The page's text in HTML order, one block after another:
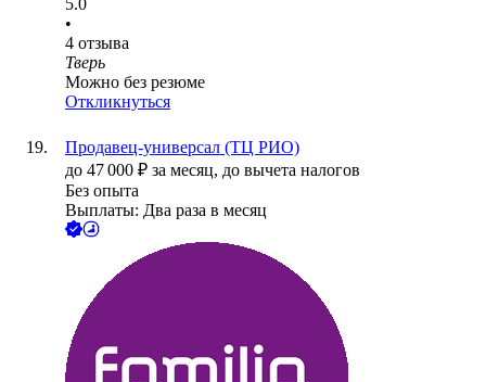
5.0
•
4 отзыва
Тверь
Можно без резюме
Откликнуться
Продавец-универсал (ТЦ РИО)
до 47 000 ₽ за месяц, до вычета налогов
Без опыта
Выплаты: Два раза в месяц